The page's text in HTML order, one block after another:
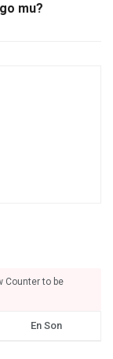
mu?
Counter to be
En Son